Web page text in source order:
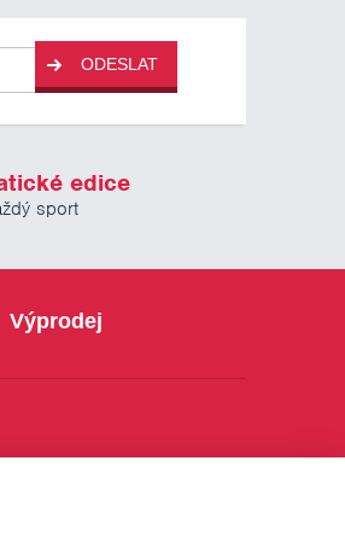
ODESLAT
edice
sport
Výprodej